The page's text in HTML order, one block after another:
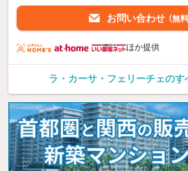
お問い合わせ （無料
ほか提供
ラ・カーサ・フェリーチェのす